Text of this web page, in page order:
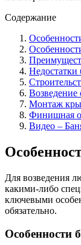
Содержание
Недостатки
Возведение
Монтаж
Финишная
Видео –
Для возведения
какими-либо
ключевыми
обязательно.
Особенности